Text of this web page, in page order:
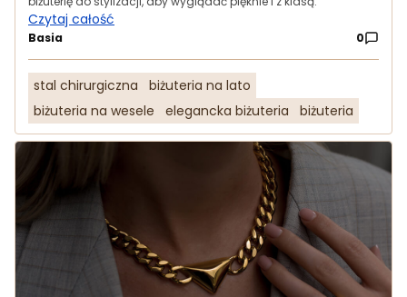
Czytaj całość
Basia 0
stal chirurgiczna
biżuteria na lato
biżuteria na wesele
elegancka biżuteria biżuteria